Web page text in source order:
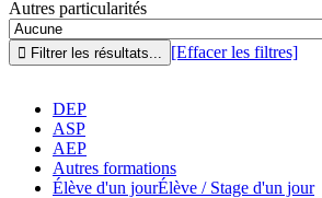
Autres particularités
[Effacer les filtres]
DEP
ASP
AEP
Autres formations
Élève d'un jourÉlève / Stage d'un jour